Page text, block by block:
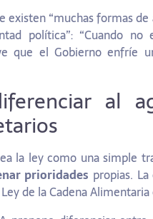
existen “muchas formas
política”: “Cuando no
que el Gobierno enfríe
al
la ley como una simple
prioridades propias.
de la Cadena